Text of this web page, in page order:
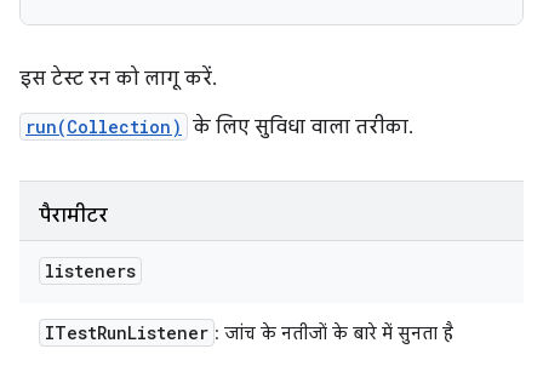
इस टेस्ट रन को लागू करें.
run(Collection) के लिए सुविधा वाला तरीका.
पैरामीटर
listeners
ITestRunListener : जांच के नतीजों के बारे में सुनता है